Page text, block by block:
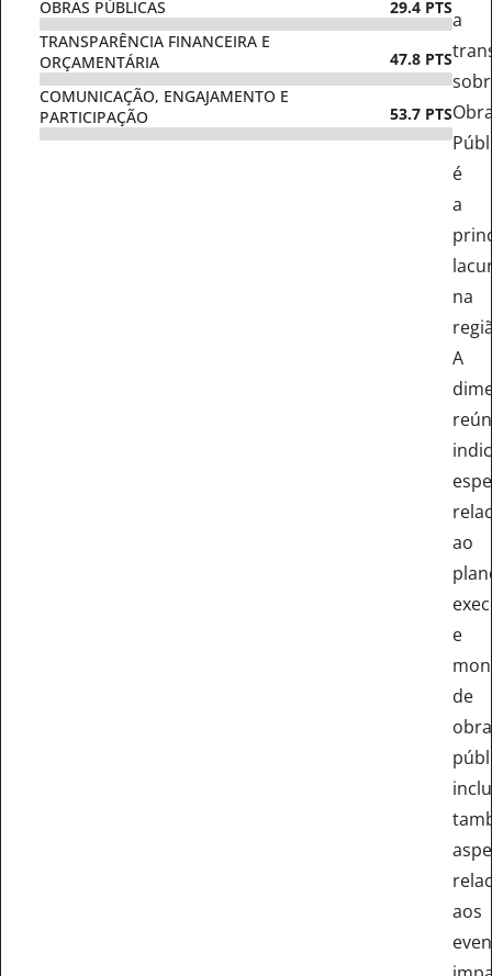
OBRAS PÚBLICAS
29.4 PTS
TRANSPARÊNCIA FINANCEIRA E
ORÇAMENTÁRIA
47.8 PTS
COMUNICAÇÃO, ENGAJAMENTO E
PARTICIPAÇÃO
53.7 PTS
a
é
a
na
A
ao
e
de
aos